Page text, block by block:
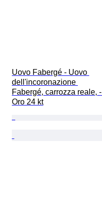
Uovo Fabergé - Uovo
dell'incoronazione
Fabergé, carrozza reale, -
Oro 24 kt